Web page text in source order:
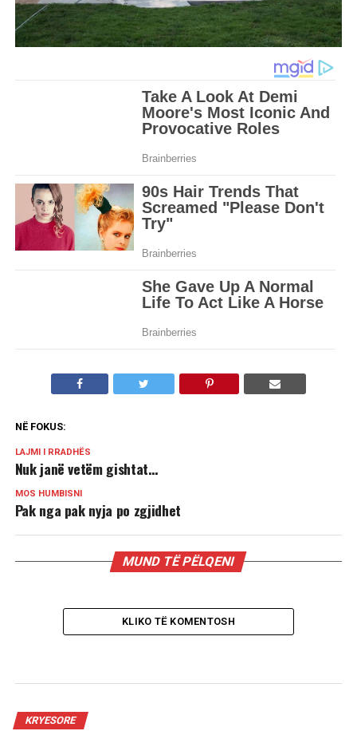
NË FOKUS:
LAJMI I RRADHËS
Nuk janë vetëm gishtat…
MOS HUMBISNI
Pak nga pak nyja po zgjidhet
MUND TË PËLQENI
KLIKO TË KOMENTOSH
KRYESORE